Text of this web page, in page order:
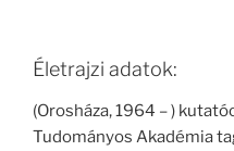
Életrajzi adatok:
(Orosháza, 1964 – )
Tudományos Akadémia